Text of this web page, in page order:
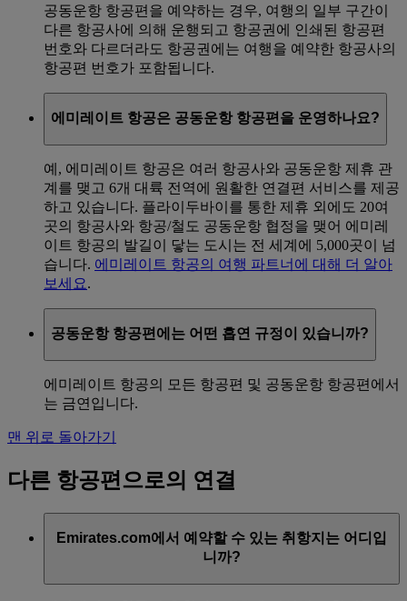
공동운항 항공편을 예약하는 경우, 여행의 일부 구간이
다른 항공사에 의해 운행되고 항공권에 인쇄된 항공편
번호와 다르더라도 항공권에는 여행을 예약한 항공사의
항공편 번호가 포함됩니다.
에미레이트 항공은 공동운항 항공편을 운영하나요?
예, 에미레이트 항공은 여러 항공사와 공동운항 제휴 관
계를 맺고 6개 대륙 전역에 원활한 연결편 서비스를 제공
하고 있습니다. 플라이두바이를 통한 제휴 외에도 20여
곳의 항공사와 항공/철도 공동운항 협정을 맺어 에미레
이트 항공의 발길이 닿는 도시는 전 세계에 5,000곳이 넘
습니다. 에미레이트 항공의 여행 파트너에 대해 더 알아
보세요.
공동운항 항공편에는 어떤 흡연 규정이 있습니까?
에미레이트 항공의 모든 항공편 및 공동운항 항공편에서
는 금연입니다.
맨 위로 돌아가기
다른 항공편으로의 연결
Emirates.com에서 예약할 수 있는 취항지는 어디입
니까?